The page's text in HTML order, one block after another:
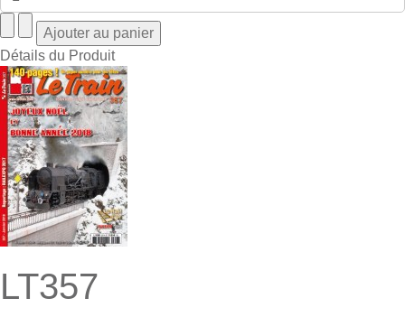
Détails du Produit
LT357